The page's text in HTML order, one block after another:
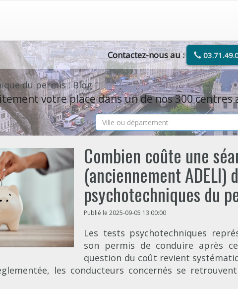
Contactez-nous au :
du permis : Blog
votre place dans un de nos 300 centres
Combien coûte une
(anciennement
psychotechniques du
Publié le 2025-09-05 13:00:00
Les tests psychotechniques
son permis de conduire après
question du coût revient
les conducteurs concernés se